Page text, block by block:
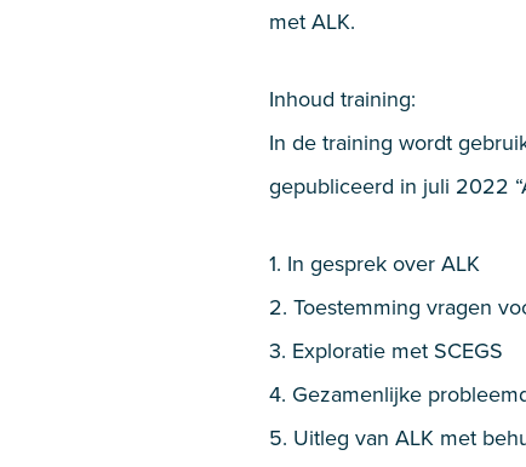
met ALK.
Inhoud training:
In de training wordt
gepubliceerd in juli 2022
1. In gesprek over ALK
2. Toestemming vragen
3. Exploratie met SCEGS
4. Gezamenlijke
5. Uitleg van ALK met